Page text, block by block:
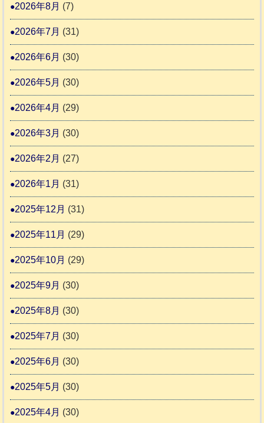
告
か
す
度
本
物
推
2026年8月 (7)
2026年7月 (31)
2026年6月 (30)
2026年5月 (30)
2026年4月 (29)
2026年3月 (30)
2026年2月 (27)
2026年1月 (31)
2025年12月 (31)
2025年11月 (29)
2025年10月 (29)
2025年9月 (30)
2025年8月 (30)
2025年7月 (30)
2025年6月 (30)
2025年5月 (30)
2025年4月 (30)